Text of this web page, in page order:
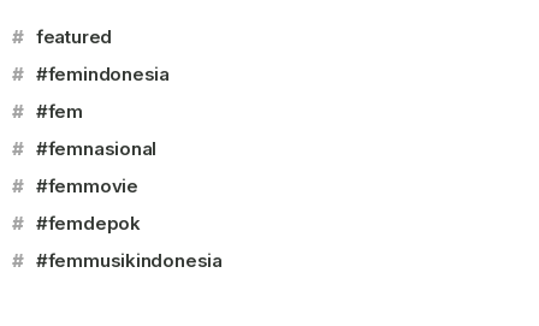
# featured
# #femindonesia
# #fem
# #femnasional
# #femmovie
# #femdepok
# #femmusikindonesia